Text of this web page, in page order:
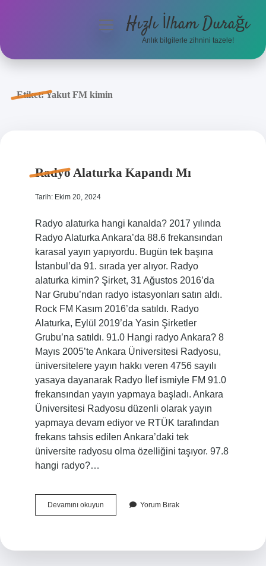
Anasayfa
menüyüHızlı İlham Durağı
Anlık bilgilerle zihnini tazele!
Etiket:Yakut FM kimin
Radyo Alaturka Kapandı Mı
Tarih: Ekim 20, 2024
Radyo alaturka hangi kanalda? 2017 yılında
Radyo Alaturka Ankara’da 88.6 frekansından
karasal yayın yapıyordu. Bugün tek başına
İstanbul’da 91. sırada yer alıyor. Radyo
alaturka kimin? Şirket, 31 Ağustos 2016’da
Nar Grubu’ndan radyo istasyonları satın aldı.
Rock FM Kasım 2016’da satıldı. Radyo
Alaturka, Eylül 2019’da Yasin Şirketler
Grubu’na satıldı. 91.0 Hangi radyo Ankara? 8
Mayıs 2005’te Ankara Üniversitesi Radyosu,
üniversitelere yayın hakkı veren 4756 sayılı
yasaya dayanarak Radyo İlef ismiyle FM 91.0
frekansından yayın yapmaya başladı. Ankara
Üniversitesi Radyosu düzenli olarak yayın
yapmaya devam ediyor ve RTÜK tarafından
frekans tahsis edilen Ankara’daki tek
üniversite radyosu olma özelliğini taşıyor. 97.8
hangi radyo?…
Devamını okuyunRadyo
Alaturka
Yorum Bırak